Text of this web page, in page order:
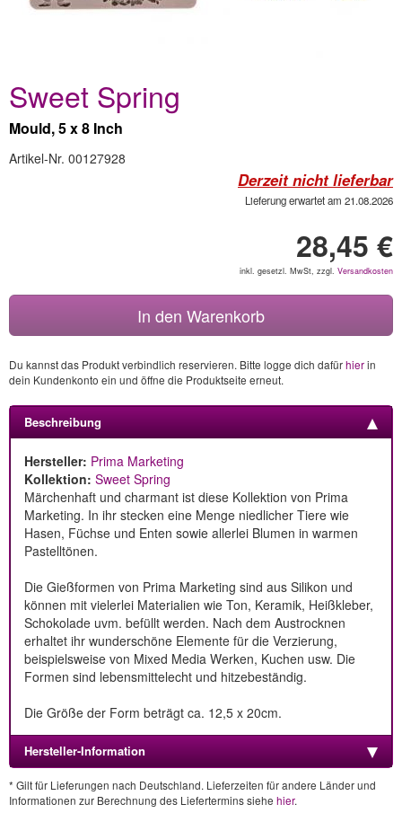
Sweet Spring
Mould, 5 x 8 Inch
Artikel-Nr. 00127928
Derzeit nicht lieferbar
Lieferung erwartet am 21.08.2026
28,45 €
inkl. gesetzl. MwSt, zzgl. Versandkosten
In den Warenkorb
Du kannst das Produkt verbindlich reservieren. Bitte logge dich dafürhierin
dein Kundenkonto ein und öffne die Produktseite erneut.
Beschreibung
Hersteller: Prima Marketing
Kollektion: Sweet Spring
Märchenhaft und charmant ist diese Kollektion von Prima
Marketing. In ihr stecken eine Menge niedlicher Tiere wie
Hasen, Füchse und Enten sowie allerlei Blumen in warmen
Pastelltönen.
Die Gießformen von Prima Marketing sind aus Silikon und
können mit vielerlei Materialien wie Ton, Keramik, Heißkleber,
Schokolade uvm. befüllt werden. Nach dem Austrocknen
erhaltet ihr wunderschöne Elemente für die Verzierung,
beispielsweise von Mixed Media Werken, Kuchen usw. Die
Formen sind lebensmittelecht und hitzebeständig.
Die Größe der Form beträgt ca. 12,5 x 20cm.
Hersteller-Information
* Gilt für Lieferungen nach Deutschland. Lieferzeiten für andere Länder und
Informationen zur Berechnung des Liefertermins siehe hier.